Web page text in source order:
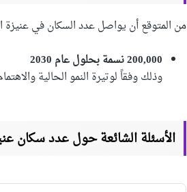
من المتوقع أن يواصل عدد السكان في عنيزة
200,000 نسمة بحلول عام 2030
وذلك وفقاً لوتيرة النمو الحالية
الأسئلة الشائعة حول عدد سكان عنيزة